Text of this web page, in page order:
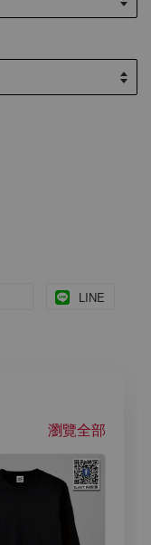
LINE
瀏覽全部